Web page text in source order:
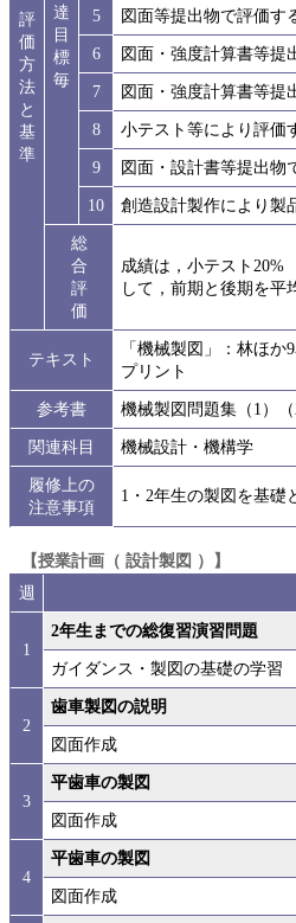
評
価
方
法
と
基
準
達
目
標
毎
5
図面等提出物で評価す
6
図面・強度計算書等提
7
図面・強度計算書等提
8
小テスト等により評価
9
図面・設計書等提出物
10
創造設計製作により製
総
合
評
価
成績は，小テスト
して，前期と後期を平
テキスト
「機械製図」：林ほか
プリント
参考書
機械製図問題集（1）
関連科目
機械設計・機構学
履修上の
注意事項
1・2年生の製図を基礎
【授業計画（ 設計製図 ）】
週
1
2年生までの総復習演習問題
ガイダンス・製図の基礎の学習
2
歯車製図の説明
図面作成
3
平歯車の製図
図面作成
4
平歯車の製図
図面作成